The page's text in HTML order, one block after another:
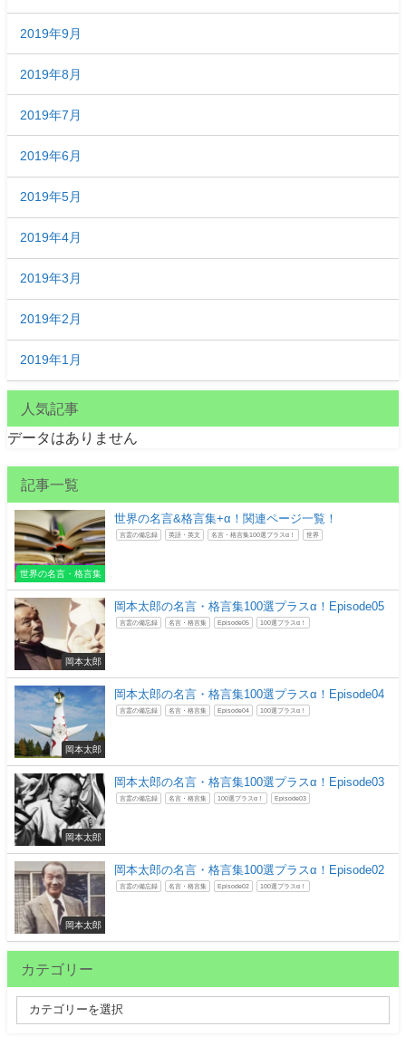
2019年9月
2019年8月
2019年7月
2019年6月
2019年5月
2019年4月
2019年3月
2019年2月
2019年1月
人気記事
データはありません
記事一覧
世界の名言・格言集
世界の名言&格言集+α！関連ページ一覧！
言霊の備忘録 英語・英文 名言・格言集100選プラスα！ 世界
岡本太郎
岡本太郎の名言・格言集100選プラスα！Episode05
言霊の備忘録 名言・格言集 Episode05 100選プラスα！
岡本太郎
岡本太郎の名言・格言集100選プラスα！Episode04
言霊の備忘録 名言・格言集 Episode04 100選プラスα！
岡本太郎
岡本太郎の名言・格言集100選プラスα！Episode03
言霊の備忘録 名言・格言集 100選プラスα！ Episode03
岡本太郎
岡本太郎の名言・格言集100選プラスα！Episode02
言霊の備忘録 名言・格言集 Episode02 100選プラスα！
カテゴリー